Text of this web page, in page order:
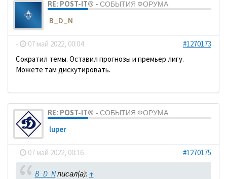
RE: POST-IT® - СОБЫТИЯ ФОРУМА
B_D_N
- 07 май 2022, 00:04
#1270173
Сократил темы. Оставил прогнозы и премьер лигу.
Можете там дискутировать.
RE: POST-IT® - СОБЫТИЯ ФОРУМА
luper
- 07 май 2022, 00:16 #1270175
B_D_Nписал(а): ↑